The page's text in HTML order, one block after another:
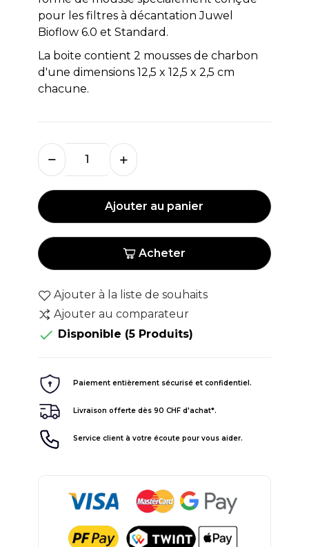
pour les filtres à décantation Juwel
Bioflow 6.0 et Standard.
La boite contient 2 mousses de charbon
d'une dimensions 12,5 x 12,5 x 2,5 cm
chacune.
Ajouter au panier
Acheter
Ajouter à la liste de souhaits
Ajouter au comparateur
 Disponible (5 Produits)
Paiement entièrement sécurisé et confidentiel.
Livraison offerte dès 90 CHF d'achat*.
Service client à votre écoute pour vous aider.